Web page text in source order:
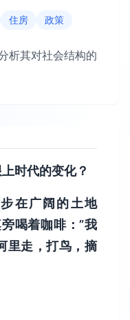
住房 政策
析其对社会结构的
在广阔的土地
喝着咖啡：”我
里走，打鸟，摘